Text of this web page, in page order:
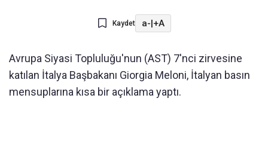
Kaydet a-|+A
Avrupa Siyasi Topluluğu'nun (AST) 7'nci zirvesine
katılan İtalya Başbakanı Giorgia Meloni, İtalyan basın
mensuplarına kısa bir açıklama yaptı.